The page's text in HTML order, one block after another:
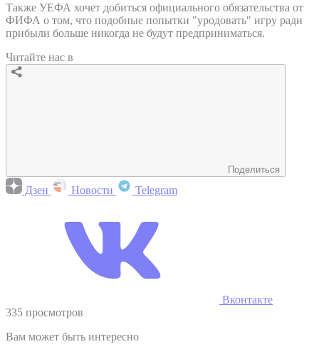
Также УЕФА хочет добиться официального обязательства от
ФИФА о том, что подобные попытки "уродовать" игру ради
прибыли больше никогда не будут предприниматься.
Читайте нас в
Поделиться
Дзен Новости Telegram
Вконтакте
335 просмотров
Вам может быть интересно